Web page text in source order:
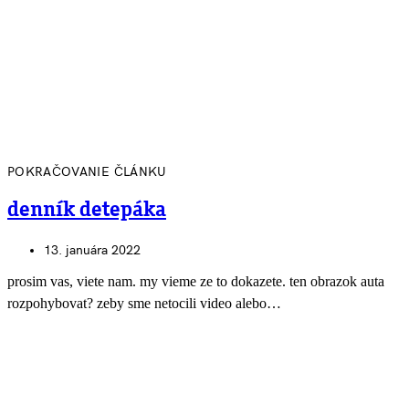
POKRAČOVANIE ČLÁNKU
denník detepáka
13. januára 2022
prosim vas, viete nam. my vieme ze to dokazete. ten obrazok auta
rozpohybovat? zeby sme netocili video alebo…